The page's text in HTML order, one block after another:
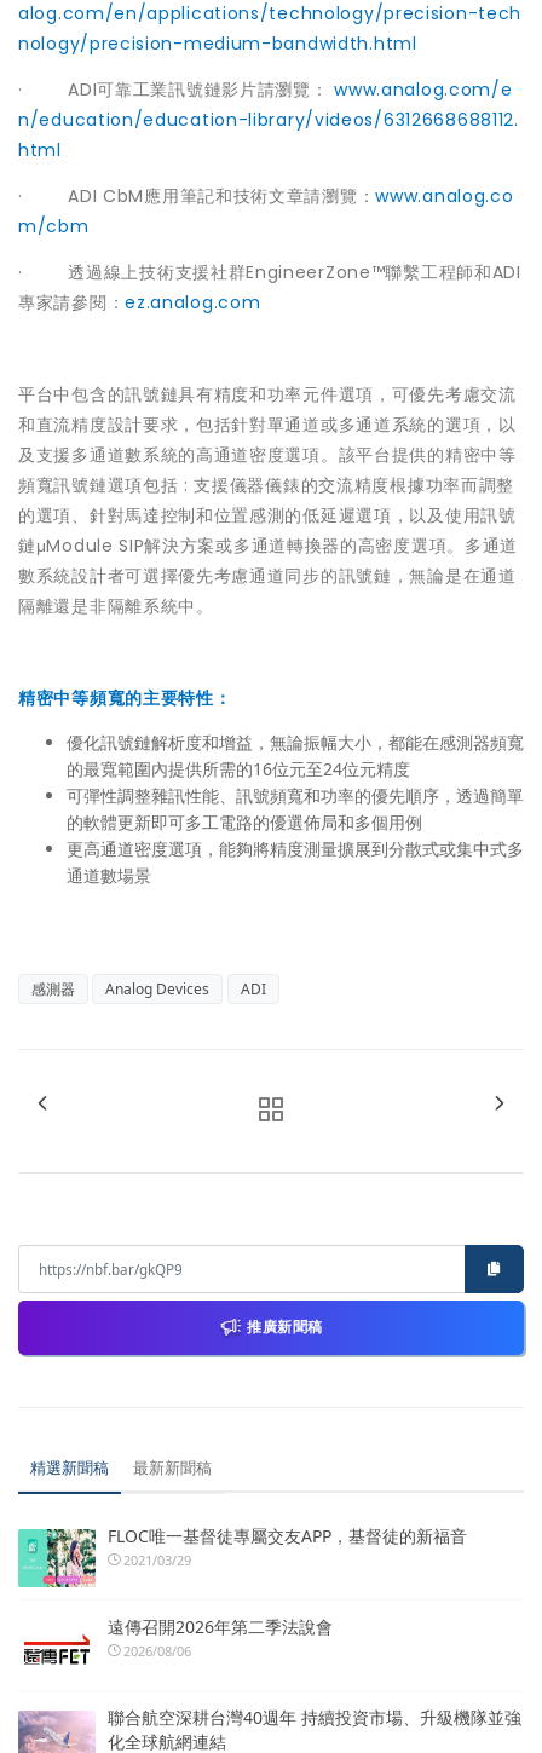
alog.com/en/applications/technology/precision-tech
nology/precision-medium-bandwidth.html
· ADI可靠工業訊號鏈影片請瀏覽：www.analog.com/e
n/education/education-library/videos/6312668688112.
html
· ADI CbM應用筆記和技術文章請瀏覽：www.analog.co
m/cbm
· 透過線上技術支援社群EngineerZone™聯繫工程師和ADI
專家請參閱：ez.analog.com
平台中包含的訊號鏈具有精度和功率元件選項，可優先考慮交流
和直流精度設計要求，包括針對單通道或多通道系統的選項，以
及支援多通道數系統的高通道密度選項。該平台提供的精密中等
頻寬訊號鏈選項包括 : 支援儀器儀錶的交流精度根據功率而調整
的選項、針對馬達控制和位置感測的低延遲選項，以及使用訊號
鏈μModule SIP解決方案或多通道轉換器的高密度選項。多通道
數系統設計者可選擇優先考慮通道同步的訊號鏈，無論是在通道
隔離還是非隔離系統中。
精密中等頻寬的主要特性：
優化訊號鏈解析度和增益，無論振幅大小，都能在感測器頻寬
的最寬範圍內提供所需的16位元至24位元精度
可彈性調整雜訊性能、訊號頻寬和功率的優先順序，透過簡單
的軟體更新即可多工電路的優選佈局和多個用例
更高通道密度選項，能夠將精度測量擴展到分散式或集中式多
通道數場景
感測器 Analog Devices ADI
推廣新聞稿
精選新聞稿 最新新聞稿
FLOC唯一基督徒專屬交友APP，基督徒的新福音
2021/03/29
遠傳召開2026年第二季法說會
2026/08/06
聯合航空深耕台灣40週年 持續投資市場、升級機隊並強
化全球航網連結